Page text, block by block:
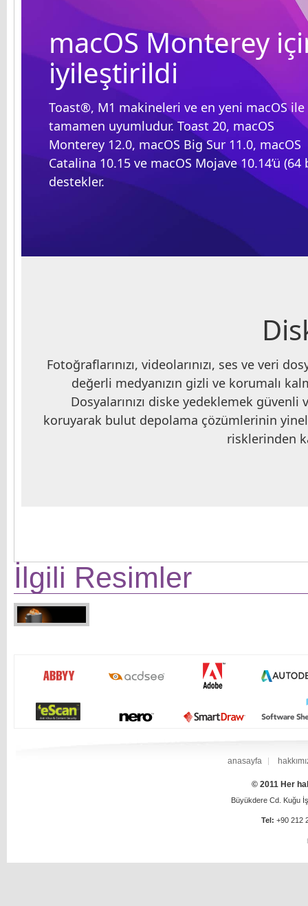
macOS Monterey
iyileştirildi
Toast®, M1 makineleri ve en yeni macOS ile
tamamen uyumludur. Toast 20, macOS
Monterey 12.0, macOS Big Sur 11.0, macOS
Catalina 10.15 ve macOS Mojave 10.14’ü (64
destekler.
Fotoğraflarınızı, videolarınızı, ses ve veri
değerli medyanızın gizli ve korumalı
Dosyalarınızı diske yedeklemek
koruyarak bulut depolama çözümlerinin
risklerinden
İlgili Resimler
anasayfa
© 2011 Her
Büyükdere Cd. Kuğu
Tel: +90 212